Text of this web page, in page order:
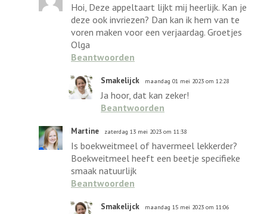
Hoi, Deze appeltaart lijkt mij heerlijk. Kan je
deze ook invriezen? Dan kan ik hem van te
voren maken voor een verjaardag. Groetjes
Olga
Beantwoorden
Smakelijck maandag 01 mei 2023 om 12:28
Ja hoor, dat kan zeker!
Beantwoorden
Martine zaterdag 13 mei 2023 om 11:38
Is boekweitmeel of havermeel lekkerder?
Boekweitmeel heeft een beetje specifieke
smaak natuurlijk
Beantwoorden
Smakelijck maandag 15 mei 2023 om 11:06